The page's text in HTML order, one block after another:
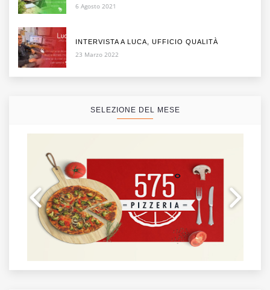
6 Agosto 2021
INTERVISTA A LUCA, UFFICIO QUALITÀ
23 Marzo 2022
SELEZIONE DEL MESE